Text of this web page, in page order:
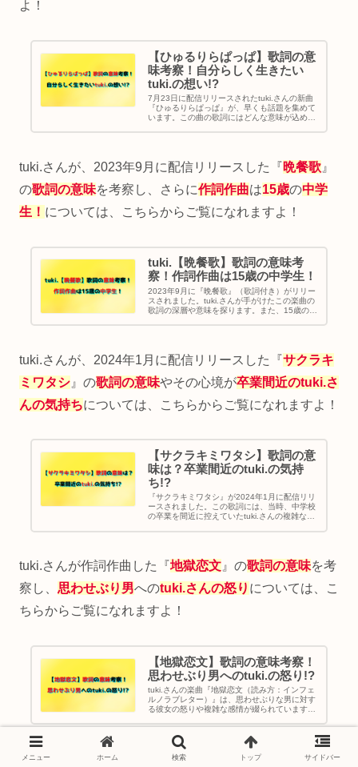
よ！
【ひゅるりらぱっぱ】歌詞の意
味考察！自分らしく生きたい
tuki.の想い!?
7月23日に配信リリースされたtuki.さんの新曲
『ひゅるりらぱっぱ』が、早くも話題を集めて
います。この曲の歌詞にはどんな意味が込めら
tuki.さんが、2023年9月に配信リリースした『晩餐歌 』
の歌詞の意味を考察し、さらに作詞作曲は15歳の中学
生！ については、こちらからご覧になれますよ！
tuki.【晩餐歌】歌詞の意味考
察！作詞作曲は15歳の中学生！
2023年9月に『晩餐歌』（歌詞付き）がリリー
スされました。tuki.さんが手がけたこの楽曲の
歌詞の深層や意味を探ります。また、15歳の中
tuki.さんが、2024年1月に配信リリースした『サクラキ
ミワタシ 』の歌詞の意味やその心境が卒業間近のtuki.さ
んの気持ちについては、こちらからご覧になれますよ！
【サクラキミワタシ】歌詞の意
味は？卒業間近のtuki.の気持
ち!?
『サクラキミワタシ』が2024年1月に配信リリ
ースされました。この歌詞には、当時、中学校
の卒業を間近に控えていたtuki.さんの複雑な心
この歌詞の意味について考察してみます。ま
tuki.さんが作詞作曲した『地獄恋文 』の歌詞の意味を考
察し、 思わせぶり男へのtuki.さんの怒り については、こ
ちらからご覧になれますよ！
【地獄恋文】歌詞の意味考察！
思わせぶり男へのtuki.の怒り!?
tuki.さんの楽曲『地獄恋文（読み方：インフェ
ルノラブレター）』は、思わせぶりな男に対す
る彼女の怒りや複雑な感情が綴られています。
の意味について考察します。また、tuki.さんの
プロフィールや経歴も紹介します。
tuki.さんの が上手い をリリース5曲のフレーズを
メニュー ホーム 検索 トップ サイドバー